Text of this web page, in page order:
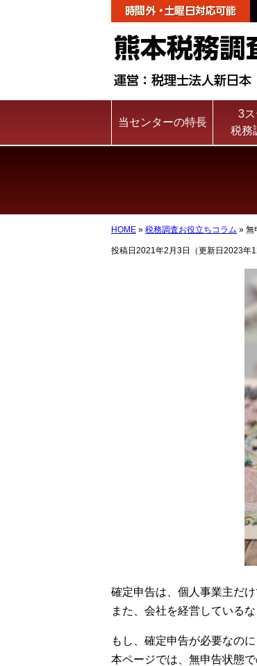
当センターの特長
3
税務
HOME » 税務調査お役立ちコラム » 無
投稿日2021年2月3日 （更新日2023年
確定申告は、個人事業主だ
また、会社を経営している
もし、確定申告が必要なのに
本ページでは、無申告状態